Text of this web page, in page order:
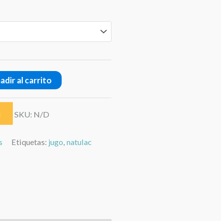
al carrito
SKU: N/D
Etiquetas: jugo, natulac